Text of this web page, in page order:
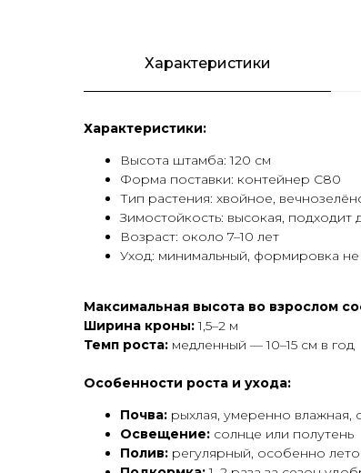
Характеристики
Характеристики:
Высота штамба: 120 см
Форма поставки: контейнер С80
Тип растения: хвойное,
Зимостойкость: высокая, подходит
Возраст: около 7–10 лет
Уход: минимальный, формировка не
Максимальная высота во взрослом
Ширина кроны:1,5–2 м
Темп роста: медленный — 10–15 см в год
Особенности роста и ухода:
Почва: рыхлая, умеренно влажная,
Освещение: солнце или полутень
Полив: регулярный, особенно